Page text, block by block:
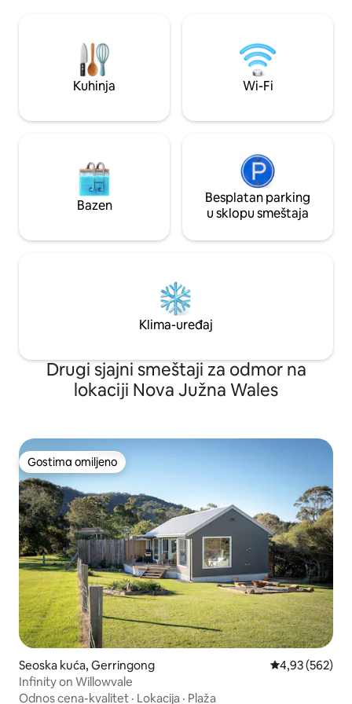
0-2 godine nijesu prihvaćena. Kućni
ljubimci nijesu dozvoljeni.)
potrebno za
uključujući
biste se mogli
Kuhinja Wi-Fi
Bazen
Besplatan parking
u sklopu smeštaja
Klima-uređaj
Drugi sjajni smeštaji za odmor na
lokaciji Nova Južna Wales
Gostima omiljeno
Gostima omiljeno
Seoska kuća, Gerringong Prosečna
4,93 (562)
Infinity on Willowvale
Odnos cena-kvalitet · Lokacija · Plaža